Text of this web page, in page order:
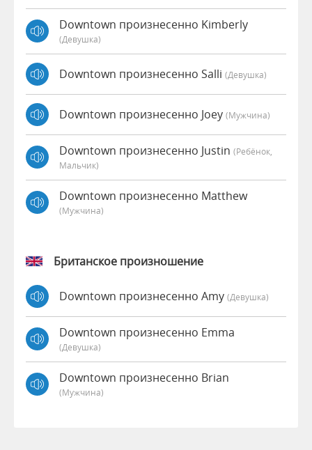
Downtown произнесенно Kimberly
(девушка)
Downtown произнесенно Salli (девушка)
Downtown произнесенно Joey (мужчина)
Downtown произнесенно Justin (Ребёнок,
Мальчик)
Downtown произнесенно Matthew
(мужчина)
Британское произношение
Downtown произнесенно Amy (девушка)
Downtown произнесенно Emma
(девушка)
Downtown произнесенно Brian
(мужчина)